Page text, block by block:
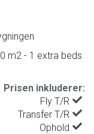
m2 - 1 extra beds
Prisen inkluderer:
Fly T/R
Transfer T/R
Ophold